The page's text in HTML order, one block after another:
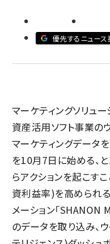
z世代 (1623)
優先するニュー
マーケティングソリュー
資産活用ソフト事業の
マーケティングデータ
を10月7日に始める、
らアクションを起こす
資利益率)を高められる
メーション「
のデータを取り込み、